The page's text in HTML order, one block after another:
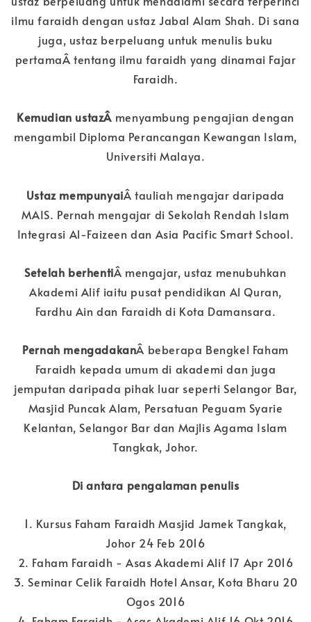
ilmu faraidh dengan ustaz Jabal Alam Shah. Di sana
juga, ustaz berpeluang untuk menulis buku
pertamaÂ tentang ilmu faraidh yang dinamai Fajar
Faraidh.
Kemudian ustazÂ menyambung pengajian dengan
mengambil Diploma Perancangan Kewangan Islam,
Universiti Malaya.
Ustaz mempunyaiÂ tauliah mengajar daripada
MAIS. Pernah mengajar di Sekolah Rendah Islam
Integrasi Al-Faizeen dan Asia Pacific Smart School.
Setelah berhentiÂ mengajar, ustaz menubuhkan
Akademi Alif iaitu pusat pendidikan Al Quran,
Fardhu Ain dan Faraidh di Kota Damansara.
Pernah mengadakanÂ beberapa Bengkel Faham
Faraidh kepada umum di akademi dan juga
jemputan daripada pihak luar seperti Selangor Bar,
Masjid Puncak Alam, Persatuan Peguam Syarie
Kelantan, Selangor Bar dan Majlis Agama Islam
Tangkak, Johor.
Di antara pengalaman penulis
1. Kursus Faham Faraidh Masjid Jamek Tangkak,
Johor 24 Feb 2016
2. Faham Faraidh - Asas Akademi Alif 17 Apr 2016
3. Seminar Celik Faraidh Hotel Ansar, Kota Bharu 20
Ogos 2016